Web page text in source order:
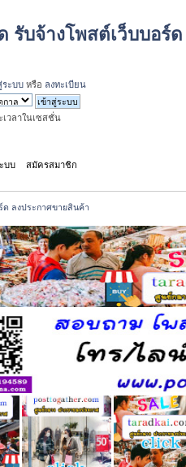
รับจ้างโพสต์เว็บบอร์
ระบบ หรือ ลงทะเบียน
วลาในเซสชั่น
บบ สมัครสมาชิก
ด ลงประกาศขายสินค้า